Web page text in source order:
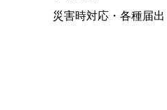
災害時対応・各種届出